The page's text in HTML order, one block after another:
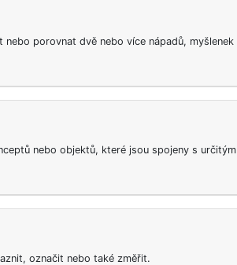
nebo porovnat dvě nebo více nápadů, myšlenek
nebo objektů, které jsou spojeny s určitým
označit nebo také změřit.